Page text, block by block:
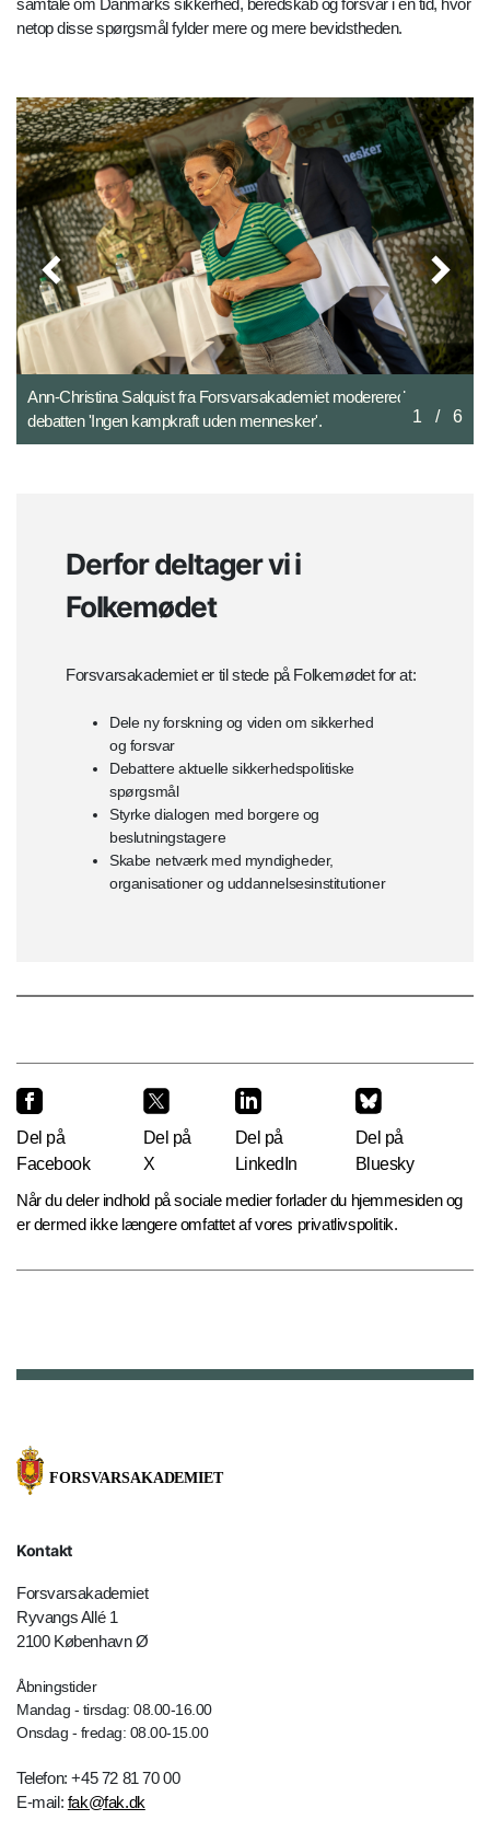
netop disse spørgsmål fylder mere og mere bevidstheden.
2 / 6
fra Forsvarsakademiet modererede
uden mennesker'.
Under Folkemødet blev
Allinge. I ugens afsnit
ved Forsvarsakademiet
Derfor deltager vi i
Folkemødet
Dele ny forskning og viden om sikkerhed
og forsvar
Debattere aktuelle sikkerhedspolitiske
spørgsmål
Styrke dialogen med borgere og
beslutningstagere
Skabe netværk med myndigheder,
Del på
Facebook
Del på
Del på
Del på
Når du deler indhold på sociale medier forlader du hjemmesiden og
Forsvarsakademiet
Ryvangs Allé 1
Åbningstider
Mandag - tirsdag: 08.00-16.00
Telefon: +45 72 81 70 00